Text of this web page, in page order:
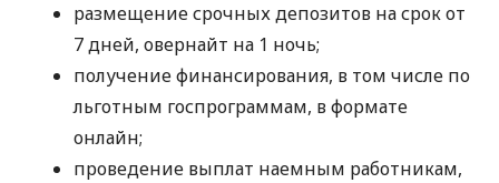
размещение срочных депозитов на срок от
7 дней, овернайт на 1 ночь;
получение финансирования, в том числе по
льготным госпрограммам, в формате
онлайн;
проведение выплат наемным работникам,